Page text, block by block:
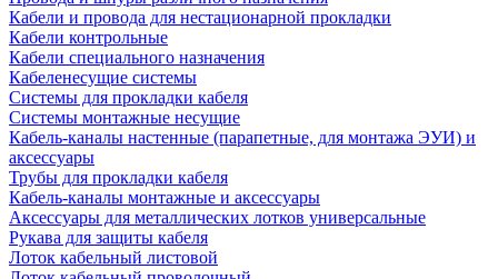
Кабели и провода для нестационарной прокладки
Кабели контрольные
Кабели специального назначения
Кабеленесущие системы
Системы для прокладки кабеля
Системы монтажные несущие
Кабель-каналы настенные (парапетные, для монтажа ЭУИ) и
аксессуары
Трубы для прокладки кабеля
Кабель-каналы монтажные и аксессуары
Аксессуары для металлических лотков универсальные
Рукава для защиты кабеля
Лоток кабельный листовой